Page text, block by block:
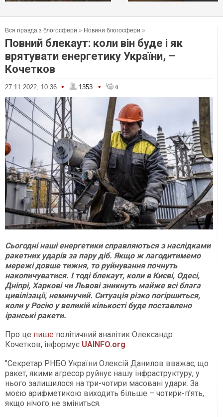
Вся правда з блогосфери » Новини блогосфери »
Повний блекаут: коли він буде і як
врятувати енергетику України, –
Кочетков
27.11.2022, 10:36 • 1353 • 0
Сьогодні наші енергетики справляються з наслідками
ракетних ударів за пару діб. Якщо ж лагодитимемо
мережі довше тижня, то руйнування почнуть
накопичуватися. І тоді блекаут, коли в Києві, Одесі,
Дніпрі, Харкові чи Львові зникнуть майже всі блага
цивілізації, неминучий. Ситуація різко погіршиться,
коли у Росію у великій кількості буде поставлено
іранські ракети.
Про це пише політичний аналітик Олександр
Кочетков, інформує UAINFO.org.
"Секретар РНБО України Олексій Данилов вважає, що
ракет, якими агресор руйнує нашу інфраструктуру, у
нього залишилося на три-чотири масовані удари. За
моєю арифметикою виходить більше – чотири-п'ять,
якщо нічого не зміниться.